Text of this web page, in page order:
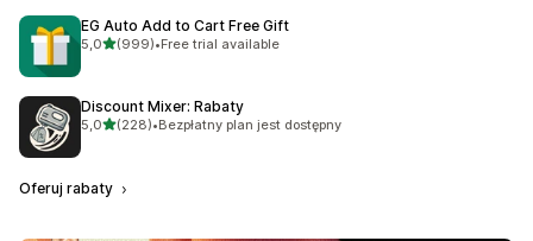
EG Auto Add to Cart Free Gift
5,0na 5 gwiazdek
(999)
Łączna liczba recenzji: 999
•Free trial available
Discount Mixer: Rabaty
5,0na 5 gwiazdek
(228)
Łączna liczba recenzji: 228
•Bezpłatny plan jest dostępny
Oferuj rabaty